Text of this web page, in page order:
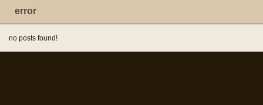
error
no posts found!